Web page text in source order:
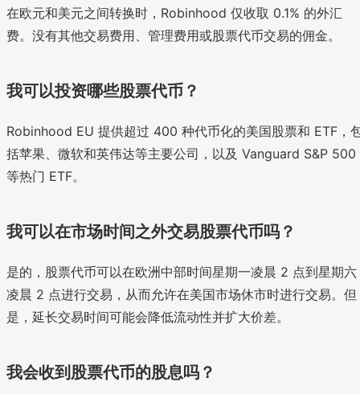
在欧元和美元之间转换时，Robinhood 仅收取 0.1% 的外汇
费。没有其他交易费用、管理费用或股票代币交易的佣金。
我可以投资哪些股票代币？
Robinhood EU 提供超过 400 种代币化的美国股票和 ETF，
括苹果、微软和英伟达等主要公司，以及 Vanguard S&P 500
等热门 ETF。
我可以在市场时间之外交易股票代币吗？
是的，股票代币可以在欧洲中部时间星期一凌晨 2 点到星期六
凌晨 2 点进行交易，从而允许在美国市场休市时进行交易。但
是，延长交易时间可能会降低流动性并扩大价差。
我会收到股票代币的股息吗？